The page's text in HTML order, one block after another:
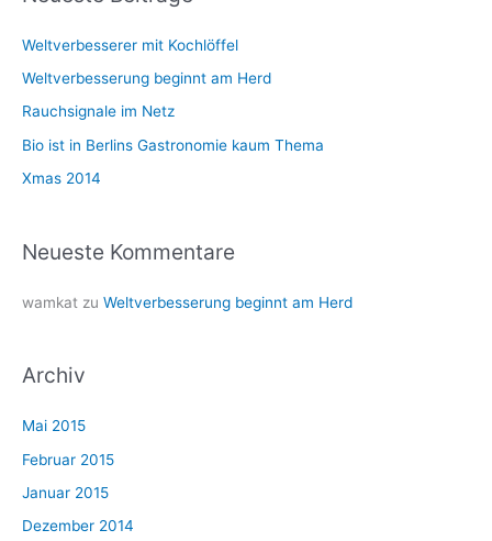
n
n
a
Weltverbesserer mit Kochlöffel
Weltverbesserung beginnt am Herd
Rauchsignale im Netz
Bio ist in Berlins Gastronomie kaum Thema
Xmas 2014
Neueste Kommentare
wamkat zu Weltverbesserung beginnt am Herd
Archiv
Mai 2015
Februar 2015
Januar 2015
Dezember 2014